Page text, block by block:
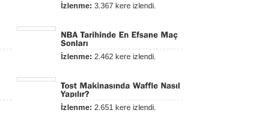
İzlenme: 3.367 kere izlendi.
İzlenme: 2.462 kere izlendi.
İzlenme: 2.651 kere izlendi.